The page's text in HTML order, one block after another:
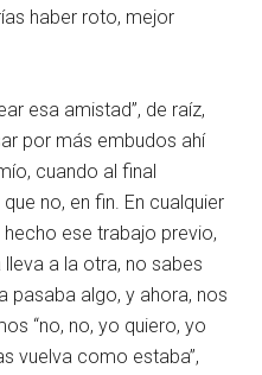
haber roto, mejor
esa amistad”, de raíz,
por más embudos ahí
cuando al final
no, en fin. En cualquier
ese trabajo previo,
a la otra, no sabes
pasaba algo, y ahora, nos
“no, no, yo quiero, yo
vuelva como estaba”,